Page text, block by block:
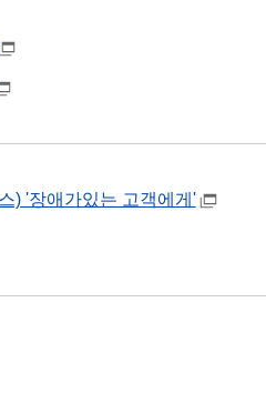
) '장애가있는 고객에게'